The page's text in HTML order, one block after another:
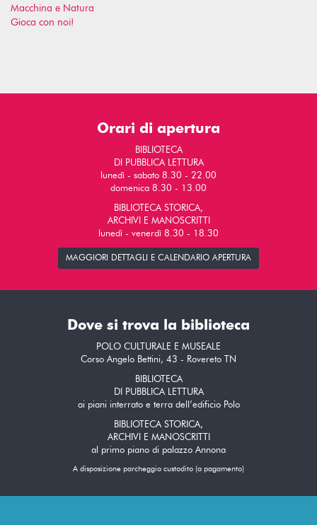
Macchina e Natura
Gioca con noi!
Orari di apertura
BIBLIOTECA
DI PUBBLICA LETTURA
lunedì - sabato 8.30 - 22.00
domenica 8.30 - 13.00
BIBLIOTECA STORICA,
ARCHIVI E MANOSCRITTI
lunedì - venerdì 8.30 - 18.30
MAGGIORI DETTAGLI E CALENDARIO APERTURA
Dove si trova la biblioteca
POLO CULTURALE E MUSEALE
Corso Angelo Bettini, 43 - Rovereto TN
BIBLIOTECA
DI PUBBLICA LETTURA
ai piani interrato e terra dell’edificio Polo
BIBLIOTECA STORICA,
ARCHIVI E MANOSCRITTI
al primo piano di palazzo Annona
A disposizione parcheggio custodito (a pagamento)